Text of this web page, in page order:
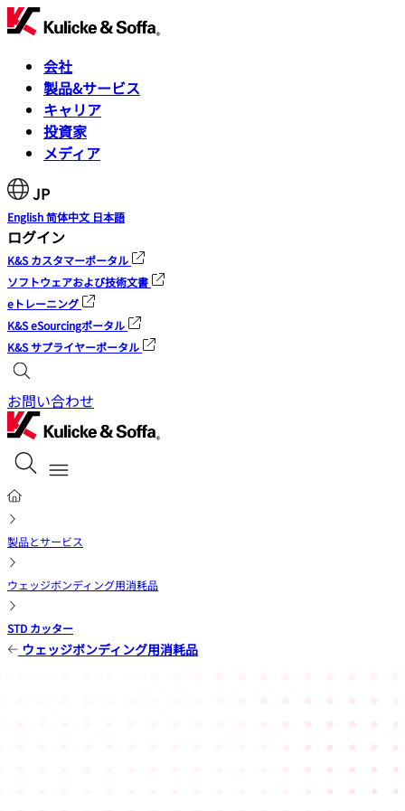
会社
製品&サービス
キャリア
投資家
メディア
JP
English简体中文 日本語
ログイン
K&S カスタマーポータル
ソフトウェアおよび技術文書
eトレーニング
K&S eSourcingポータル
K&S サプライヤーポータル
お問い合わせ
製品とサービス
ウェッジボンディング用消耗品
STD カッター
ウェッジボンディング用消耗品